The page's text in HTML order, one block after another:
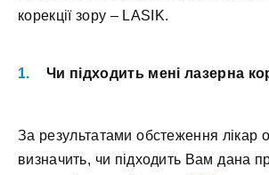
корекції зору – LASIK.
Чи підходить мені лазерна
За результатами обстеження лікар
визначить, чи підходить Вам дана